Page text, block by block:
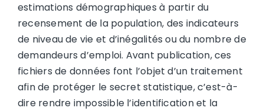
estimations démographiques à partir du
recensement de la population, des indicateurs
de niveau de vie et d’inégalités ou du nombre de
demandeurs d’emploi. Avant publication, ces
fichiers de données font l’objet d’un traitement
afin de protéger le secret statistique, c’est-à-
dire rendre impossible l’identification et la